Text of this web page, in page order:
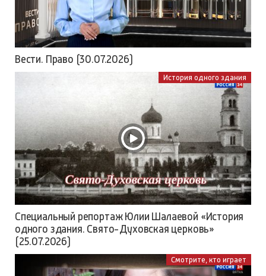
Вести. Право (30.07.2026)
История одного здания
Специальный репортаж Юлии Шалаевой «История
одного здания. Свято-Духовская церковь»
(25.07.2026)
Смотрите, кто играет